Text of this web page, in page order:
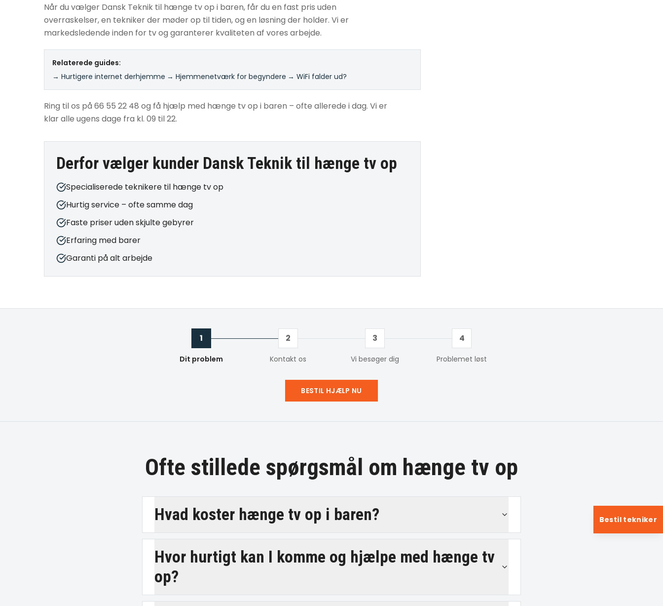
Når du vælger Dansk Teknik til hænge tv op i baren, får du en fast pris uden
overraskelser, en tekniker der møder op til tiden, og en løsning der holder. Vi er
markedsledende inden for tv og garanterer kvaliteten af vores arbejde.
Relaterede guides:
→ Hurtigere internet derhjemme → Hjemmenetværk for begyndere → WiFi falder ud?
Ring til os på 66 55 22 48 og få hjælp med hænge tv op i baren – ofte allerede i dag. Vi er
klar alle ugens dage fra kl. 09 til 22.
Derfor vælger kunder Dansk Teknik til hænge tv op
Specialiserede teknikere til hænge tv op
Hurtig service – ofte samme dag
Faste priser uden skjulte gebyrer
Erfaring med barer
Garanti på alt arbejde
1
Dit problem
2
Kontakt os
3
Vi besøger dig
4
Problemet løst
BESTIL HJÆLP NU
Ofte stillede spørgsmål om hænge tv op
Hvad koster hænge tv op i baren?
Hvor hurtigt kan I komme og hjælpe med hænge tv
op?
Bestil tekniker